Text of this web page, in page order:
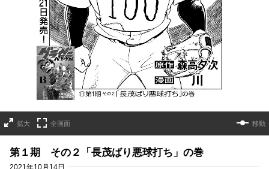
拡大 全画面 移動
第１期 その２「長茂ばり悪球打ち」の巻
2021年10月14日